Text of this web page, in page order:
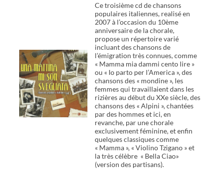
Ce troisième cd de chansons
populaires italiennes, realisé en
2007 à l’occasion du 10ème
anniversaire de la chorale,
propose un répertoire varié
incluant des chansons de
l’émigration très connues, comme
« Mamma mia dammi cento lire »
ou « Io parto per l’America », des
chansons des « mondine », les
femmes qui travaillaient dans les
rizières au début du XXe siècle, des
chansons des « Alpini », chantées
par des hommes et ici, en
revanche, par une chorale
exclusivement féminine, et enfin
quelques classiques comme
« Mamma », « Violino Tzigano » et
la très célèbre « Bella Ciao»
(version des partisans).